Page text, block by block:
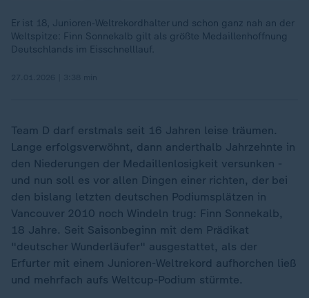
Er ist 18, Junioren‑Weltrekordhalter und schon ganz nah an der
Weltspitze: Finn Sonnekalb gilt als größte Medaillenhoffnung
Deutschlands im Eisschnelllauf.
Team D darf erstmals seit 16 Jahren leise träumen.
Lange erfolgsverwöhnt, dann anderthalb Jahrzehnte in
den Niederungen der Medaillenlosigkeit versunken -
und nun soll es vor allen Dingen einer richten, der bei
den bislang letzten deutschen Podiumsplätzen in
Vancouver 2010 noch Windeln trug: Finn Sonnekalb,
18 Jahre. Seit Saisonbeginn mit dem Prädikat
"deutscher Wunderläufer" ausgestattet, als der
Erfurter mit einem Junioren-Weltrekord aufhorchen ließ
und mehrfach aufs Weltcup-Podium stürmte.